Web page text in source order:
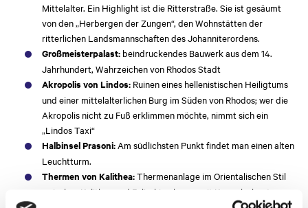
Mittelalter. Ein Highlight ist die Ritterstraße. Sie ist gesäumt
von den „Herbergen der Zungen“, den Wohnstätten der
ritterlichen Landsmannschaften des Johanniterordens.
Großmeisterpalast: beindruckendes Bauwerk aus dem 14.
Jahrhundert, Wahrzeichen von Rhodos Stadt
Akropolis von Lindos: Ruinen eines hellenistischen Heiligtums
und einer mittelalterlichen Burg im Süden von Rhodos; wer die
Akropolis nicht zu Fuß erklimmen möchte, nimmt sich ein
„Lindos Taxi“
Halbinsel Prasoni:Am südlichsten Punkt findet man einen alten
Leuchtturm.
Thermen von Kalithea:Thermenanlage im Orientalischen Stil
zwischen Kalithea und Faliraki gelegen, mit Kuppeln, bunten